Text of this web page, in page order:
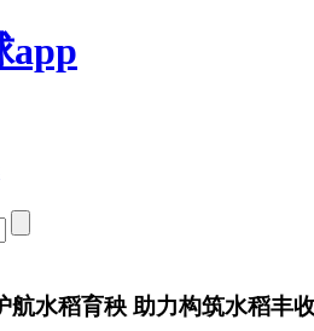
app
航水稻育秧 助力构筑水稻丰